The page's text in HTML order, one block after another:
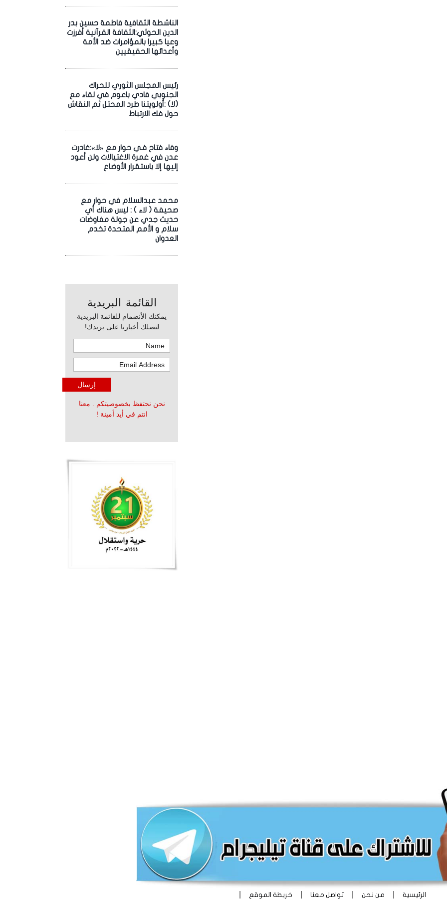
الناشطة الثقافية فاطمة حسين بدر
الدين الحوثي:الثقافة القرآنية أفرزت
وعيا كبيرا بالمؤامرات ضد الأمة
وأعدائها الحقيقيين
رئيس المجلس الثوري للحراك
الجنوبي فادي باعوم في لقاء مع
(لا) :أولويتنا طرد المحتل ثم النقاش
حول فك الارتباط
وفاء فتاح فـي حوار مع «لا»:غادرت
عدن في غمرة الاغتيالات ولن أعود
إليها إلا باستقرار الأوضاع
محمد عبدالسلام في حوار مع
صحيفة ( لاء ) : ليس هناك أي
حديث جدي عن جولة مفاوضات
سلام و الأمم المتحدة تخدم
العدوان
القائمة البريدية
يمكنك الأنضمام للقائمة البريدية
لتصلك أخبارنا على بريدك!
نحن نحتفظ بخصوصيتكم . معنا
انتم في أيد أمينة !
الرئيسية من نحن تواصل معنا خريطة الموقع